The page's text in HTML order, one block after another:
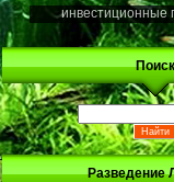
инвестиционные
Поиск
Разведение